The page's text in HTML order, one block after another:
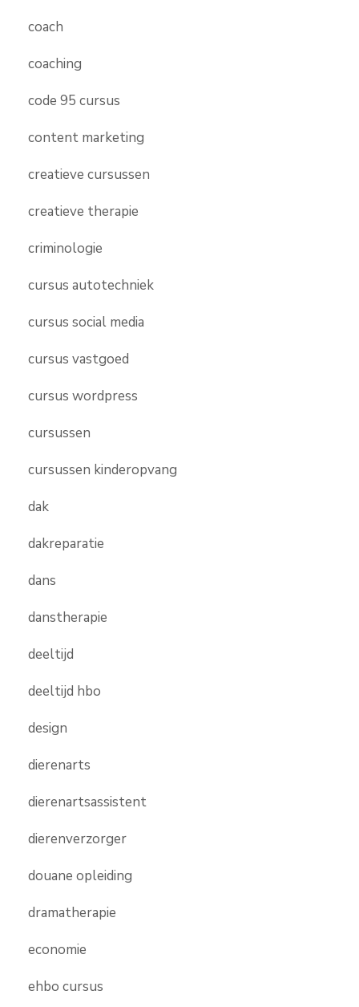
coach
coaching
code 95 cursus
content marketing
creatieve cursussen
creatieve therapie
criminologie
cursus autotechniek
cursus social media
cursus vastgoed
cursus wordpress
cursussen
cursussen kinderopvang
dak
dakreparatie
dans
danstherapie
deeltijd
deeltijd hbo
design
dierenarts
dierenartsassistent
dierenverzorger
douane opleiding
dramatherapie
economie
ehbo cursus